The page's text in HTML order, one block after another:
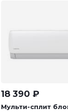
18 390 ₽
Мульти-сплит